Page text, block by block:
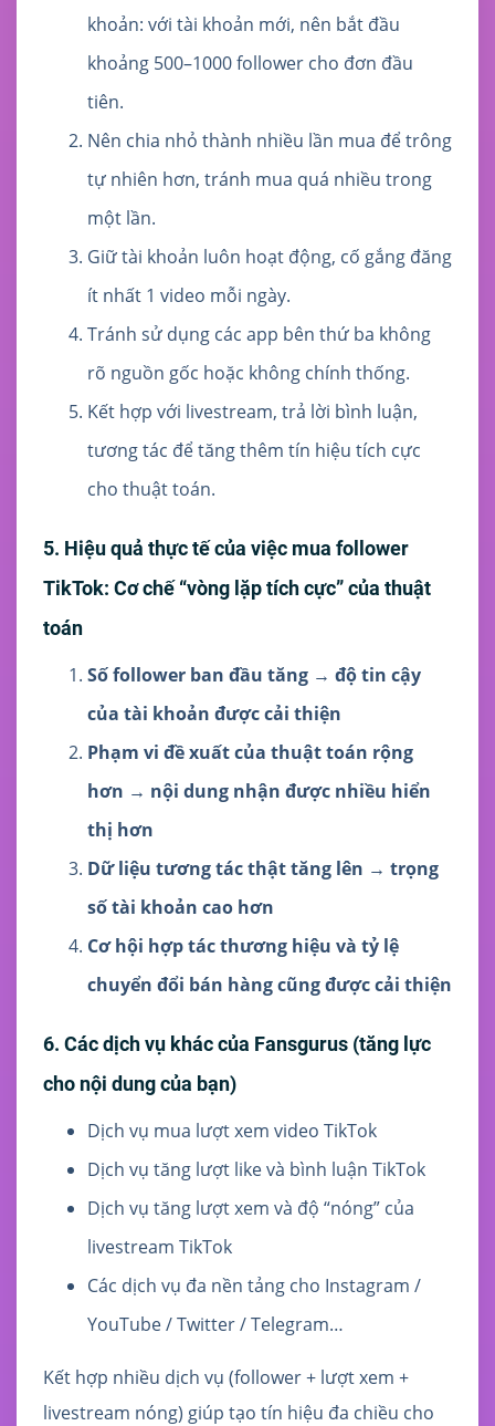
khoản: với tài khoản mới, nên bắt đầu
khoảng 500–1000 follower cho đơn đầu
tiên.
Nên chia nhỏ thành nhiều lần mua để trông
tự nhiên hơn, tránh mua quá nhiều trong
một lần.
Giữ tài khoản luôn hoạt động, cố gắng đăng
ít nhất 1 video mỗi ngày.
Tránh sử dụng các app bên thứ ba không
rõ nguồn gốc hoặc không chính thống.
Kết hợp với livestream, trả lời bình luận,
tương tác để tăng thêm tín hiệu tích cực
cho thuật toán.
5. Hiệu quả thực tế của việc mua follower
TikTok: Cơ chế “vòng lặp tích cực” của thuật
toán
Số follower ban đầu tăng → độ tin cậy
của tài khoản được cải thiện
Phạm vi đề xuất của thuật toán rộng
hơn → nội dung nhận được nhiều hiển
thị hơn
Dữ liệu tương tác thật tăng lên → trọng
số tài khoản cao hơn
Cơ hội hợp tác thương hiệu và tỷ lệ
chuyển đổi bán hàng cũng được cải thiện
6. Các dịch vụ khác của Fansgurus (tăng lực
cho nội dung của bạn)
Dịch vụ mua lượt xem video TikTok
Dịch vụ tăng lượt like và bình luận TikTok
Dịch vụ tăng lượt xem và độ “nóng” của
livestream TikTok
Các dịch vụ đa nền tảng cho Instagram /
YouTube / Twitter / Telegram…
Kết hợp nhiều dịch vụ (follower + lượt xem +
livestream nóng) giúp tạo tín hiệu đa chiều cho